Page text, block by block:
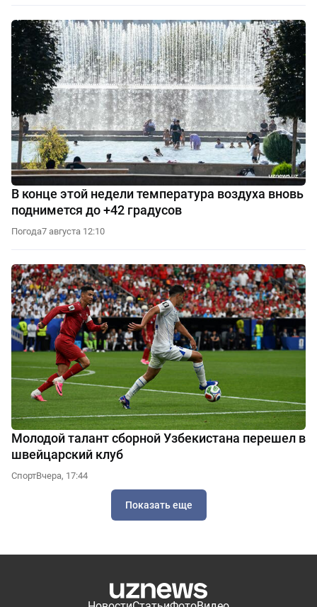
В конце этой недели температура воздуха вновь
поднимется до +42 градусов
Погода7 августа 12:10
Молодой талант сборной Узбекистана перешел в
швейцарский клуб
СпортВчера, 17:44
Показать еще